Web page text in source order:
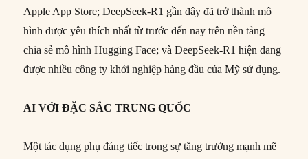
Apple App Store; DeepSeek-R1 gần đây đã trở thành mô
hình được yêu thích nhất từ trước đến nay trên nền tảng
chia sẻ mô hình Hugging Face; và DeepSeek-R1 hiện đang
được nhiều công ty khởi nghiệp hàng đầu của Mỹ sử dụng.
AI VỚI ĐẶC SẮC TRUNG QUỐC
Một tác dụng phụ đáng tiếc trong sự tăng trưởng mạnh mẽ